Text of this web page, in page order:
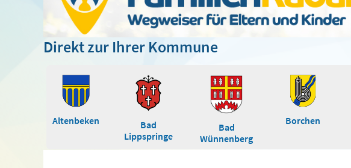
Direkt zur Ihrer Kommune
Altenbeken
Bad
Lippspringe
Bad
Wünnenberg
Borchen